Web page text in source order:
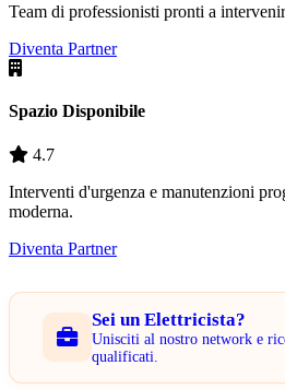
Team di professionisti pronti a
Diventa Partner
Spazio Disponibile
4.7
Interventi d'urgenza e manutenzioni
moderna.
Diventa Partner
Sei un Elettricista?
Unisciti al nostro network e
qualificati.